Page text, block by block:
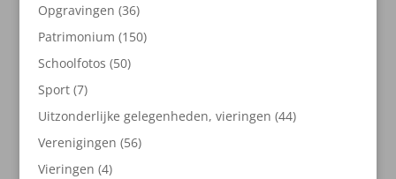
Opgravingen 3636
producten
Patrimonium 150150
Schoolfotos 5050
Sport 77
producten
Uitzonderlijke gelegenheden, vieringen 4444
Verenigingen 5656
Vieringen 44